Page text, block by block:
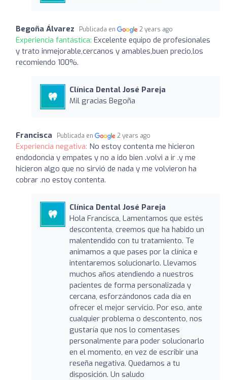
Begoña Álvarez Publicada en 2 years ago
Experiencia fantástica: Excelente equipo de profesionales
y trato inmejorable,cercanos y amables,buen precio,los
recomiendo 100%.
Clínica Dental José Pareja
Mil gracias Begoña
Francisca Publicada en 2 years ago
Experiencia negativa: No estoy contenta me hicieron
endodoncia y empates y no a ido bien .volvi a ir .y me
hicieron algo que no sirvió de nada y me volvieron ha
cobrar .no estoy contenta.
Clínica Dental José Pareja
Hola Francisca, Lamentamos que estés
descontenta, creemos que ha habido un
malentendido con tu tratamiento. Te
animamos a que pases por la clínica e
intentaremos solucionarlo. Llevamos
muchos años atendiendo a nuestros
pacientes de forma personalizada y
cercana, esforzándonos cada día en
ofrecer el mejor servicio. Por eso, ante
cualquier problema o descontento, nos
gustaría que nos lo comentases
personalmente para poder solucionarlo
en el momento, en vez de escribir una
reseña negativa. Quedamos a tu
disposición. Un saludo